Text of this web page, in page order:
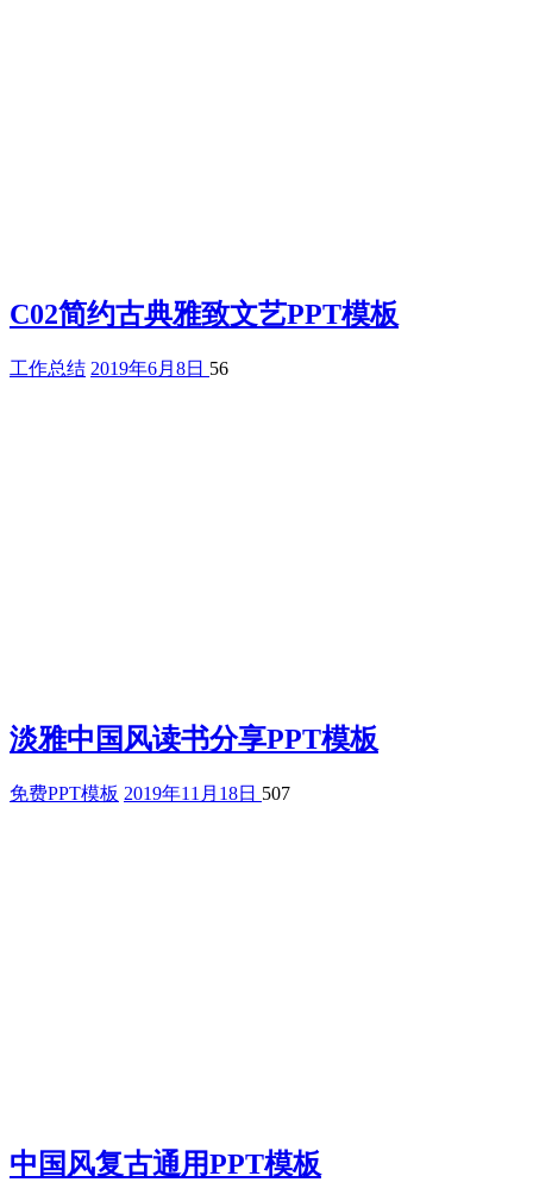
C02简约古典雅致文艺PPT模板
工作总结 2019年6月8日 56
淡雅中国风读书分享PPT模板
免费PPT模板 2019年11月18日 507
中国风复古通用PPT模板